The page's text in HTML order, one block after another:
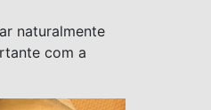
naturalmente
com a